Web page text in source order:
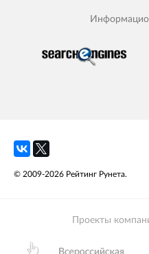
© 2009-2026 Рейтинг Рунета.
Проекты